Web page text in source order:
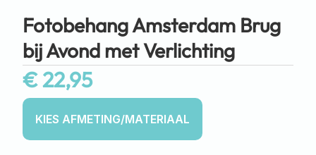
Fotobehang Amsterdam Brug
bij Avond met Verlichting
€22,95